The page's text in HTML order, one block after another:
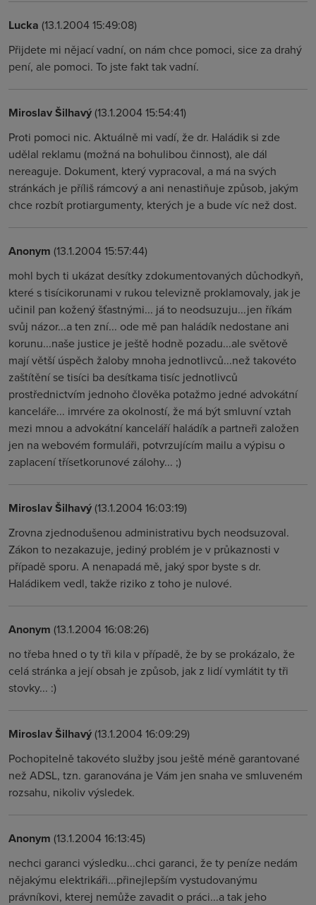
Lucka (13.1.2004 15:49:08)
Přijdete mi nějací vadní, on nám chce pomoci, sice za drahý
pení, ale pomoci. To jste fakt tak vadní.
Miroslav Šilhavý(13.1.2004 15:54:41)
Proti pomoci nic. Aktuálně mi vadí, že dr. Haládik si zde
udělal reklamu (možná na bohulibou činnost), ale dál
nereaguje. Dokument, který vypracoval, a má na svých
stránkách je příliš rámcový a ani nenastiňuje způsob, jakým
chce rozbít protiargumenty, kterých je a bude víc než dost.
Anonym (13.1.2004 15:57:44)
mohl bych ti ukázat desítky zdokumentovaných důchodkyň,
které s tisícikorunami v rukou televizně proklamovaly, jak je
učinil pan kožený šťastnými... já to neodsuzuju...jen říkám
svůj názor...a ten zní... ode mě pan haládík nedostane ani
korunu...naše justice je ještě hodně pozadu...ale světově
mají větší úspěch žaloby mnoha jednotlivců...než takovéto
zaštítění se tisíci ba desítkama tisíc jednotlivců
prostřednictvím jednoho člověka potažmo jedné advokátní
kanceláře... imrvére za okolností, že má být smluvní vztah
mezi mnou a advokátní kanceláří haládík a partneři založen
jen na webovém formuláři, potvrzujícím mailu a výpisu o
zaplacení třísetkorunové zálohy... ;)
Miroslav Šilhavý(13.1.2004 16:03:19)
Zrovna zjednodušenou administrativu bych neodsuzoval.
Zákon to nezakazuje, jediný problém je v průkaznosti v
případě sporu. A nenapadá mě, jaký spor byste s dr.
Haládikem vedl, takže riziko z toho je nulové.
Anonym (13.1.2004 16:08:26)
no třeba hned o ty tři kila v případě, že by se prokázalo, že
celá stránka a její obsah je způsob, jak z lidí vymlátit ty tři
stovky... :)
Miroslav Šilhavý(13.1.2004 16:09:29)
Pochopitelně takovéto služby jsou ještě méně garantované
než ADSL, tzn. garanována je Vám jen snaha ve smluveném
rozsahu, nikoliv výsledek.
Anonym (13.1.2004 16:13:45)
nechci garanci výsledku...chci garanci, že ty peníze nedám
nějakýmu elektrikáři...přinejlepším vystudovanýmu
právníkovi, kterej nemůže zavadit o práci...a tak jeho